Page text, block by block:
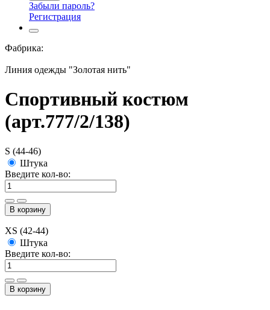
Забыли пароль?
Регистрация
Фабрика:
Линия одежды "Золотая нить"
Спортивный костюм
(арт.777/2/138)
S (44-46)
Штука
Введите кол-во:
В корзину
XS (42-44)
Штука
Введите кол-во:
В корзину